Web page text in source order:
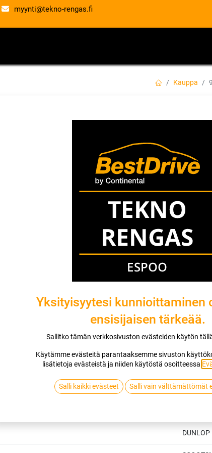
myynti@tekno-rengas.fi
Kauppa
90/90-14
EAN:
DUNLOP
Jaa
Toimitusehdot
DUNLOP
Yksityisyytesi kunnioittaminen
ensisijaisen tärkeää.
Sallitko tämän verkkosivuston evästeiden käytön
Käytämme evästeitä parantaaksemme sivuston
lisätietoja evästeistä ja niiden käytöstä osoitteessa
Salli kaikki evästeet Salli vain välttämättömät